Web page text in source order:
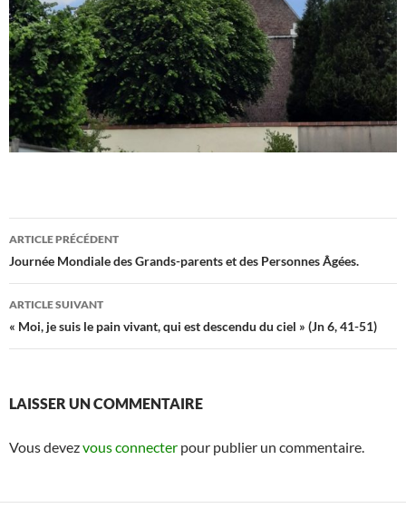
Navigation
des
articles
ARTICLE PRÉCÉDENT
Journée Mondiale des Grands-parents et des Personnes Âgées.
ARTICLE SUIVANT
« Moi, je suis le pain vivant, qui est descendu du ciel » (Jn 6, 41-51)
LAISSER UN COMMENTAIRE
Vous devezvous connecter pour publier un commentaire.